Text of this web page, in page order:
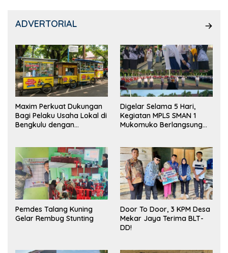
ADVERTORIAL
Maxim Perkuat Dukungan
Bagi Pelaku Usaha Lokal di
Bengkulu dengan
Pasar
Digelar Selama 5 Hari,
Kegiatan MPLS SMAN 1
Mukomuko Berlangsung
Pemdes Talang Kuning
Gelar Rembug Stunting
Door To Door, 3 KPM Desa
Mekar Jaya Terima BLT-
DD!